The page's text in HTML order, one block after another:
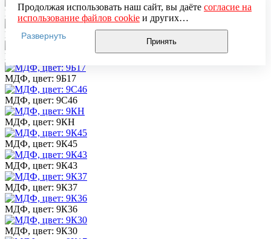
МДФ, цвет: 9Б21
МДФ, цвет: 9АСТ40
МДФ, цвет: 9АСТ
МДФ, цвет: 9Б17
МДФ, цвет: 9С46
МДФ, цвет: 9КН
МДФ, цвет: 9К45
МДФ, цвет: 9К43
МДФ, цвет: 9К37
МДФ, цвет: 9К36
МДФ, цвет: 9К30
Продолжая использовать наш сайт, вы даёте согласие на
использование файлов cookieи других
пользовательских данных (включая IP-адрес, сведения о
местоположении, устройстве, действиях на сайте и т. п.)
для функционирования сайта, проведения
использования систем аналитики (например,
Яндекс.Метрика), в соответствии с нашей
обработки персональных данных.
Если вы не хотите, чтобы ваши данные обрабатывались,
настройте ограничения в браузере или покиньте сайт.
Развернуть
Принять